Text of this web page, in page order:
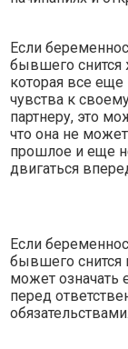
Если
бывшего
которая все
чувства к
партнеру, это
что она не может
прошлое и еще
двигаться
Если
бывшего снится
может означать
перед
обязательствами.